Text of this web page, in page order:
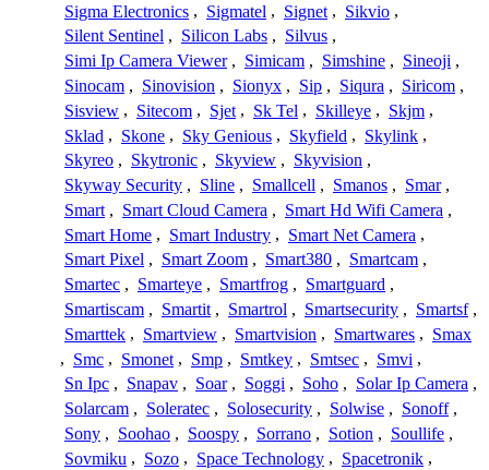
Sigma Electronics , Sigmatel , Signet , Sikvio ,
Silent Sentinel , Silicon Labs , Silvus ,
Simi Ip Camera Viewer , Simicam , Simshine , Sineoji ,
Sinocam , Sinovision , Sionyx , Sip , Siqura , Siricom ,
Sisview , Sitecom , Sjet , Sk Tel , Skilleye , Skjm ,
Sklad , Skone , Sky Genious , Skyfield , Skylink ,
Skyreo , Skytronic , Skyview , Skyvision ,
Skyway Security , Sline , Smallcell , Smanos , Smar ,
Smart , Smart Cloud Camera , Smart Hd Wifi Camera ,
Smart Home , Smart Industry , Smart Net Camera ,
Smart Pixel , Smart Zoom , Smart380 , Smartcam ,
Smartec , Smarteye , Smartfrog , Smartguard ,
Smartiscam , Smartit , Smartrol , Smartsecurity , Smartsf ,
Smarttek , Smartview , Smartvision , Smartwares , Smax
, Smc , Smonet , Smp , Smtkey , Smtsec , Smvi ,
Sn Ipc , Snapav , Soar , Soggi , Soho , Solar Ip Camera ,
Solarcam , Soleratec , Solosecurity , Solwise , Sonoff ,
Sony , Soohao , Soospy , Sorrano , Sotion , Soullife ,
Sovmiku , Sozo , Space Technology , Spacetronik ,